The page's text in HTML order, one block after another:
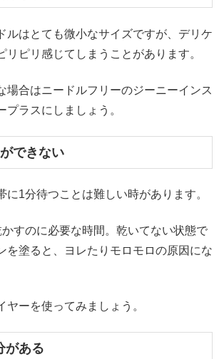
ルはとても微小なサイズですが、デリケ
リピリ感じてしまうことがあります。
場合はニードルフリーのジーニーインス
プラスにしましょう。
できない
に1分待つことは難しい時があります。
すのに必要な時間。乾いてない状態で
を塗ると、ヨレたりモロモロの原因にな
ヤーを使ってみましょう。
がある